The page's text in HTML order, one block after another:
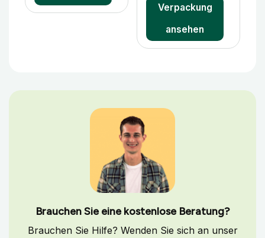
Verpackung
ansehen
Brauchen Sie eine kostenlose Beratung?
Brauchen Sie Hilfe? Wenden Sie sich an unser